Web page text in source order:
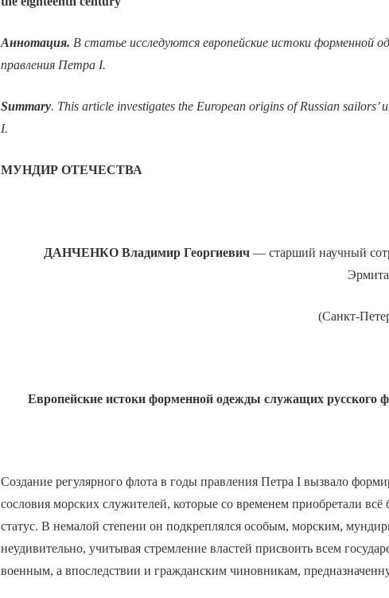
Аннотация. В статье исследуются европейские истоки форменной
правления Петра I.
Summary. This article investigates the European origins of Russian sailors’
I.
МУНДИР ОТЕЧЕСТВА
ДАНЧЕНКО Владимир Георгиевич— старший научный
(Санкт-
Европейские истоки форменной одежды служащих русского
Создание регулярного флота в годы правления Петра I вызвало
сословия морских служителей, которые со временем приобретали
статус. В немалой степени он подкреплялся особым, морским,
неудивительно, учитывая стремление властей присвоить всем
военным, а впоследствии и гражданским чиновникам,